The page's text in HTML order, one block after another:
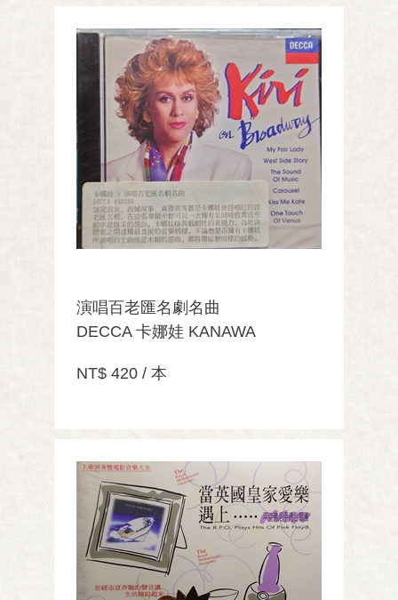
演唱百老匯名劇名曲
DECCA 卡娜娃 KANAWA
NT$ 420 / 本